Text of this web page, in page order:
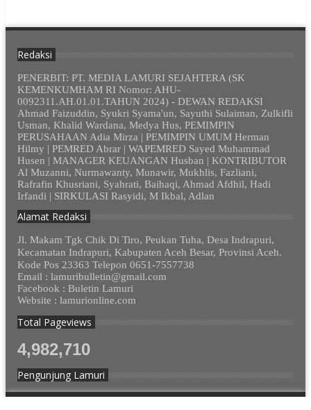
Redaksi
PENERBIT: PT. MEDIA LAMURI SEJAHTERA (SK
KEMENKUMHAM RI Nomor: AHU-
0092311.AH.01.01.TAHUN 2024) - DEWAN REDAKSI
Ahmad Faizuddin, Syukri Syama'un, Sayuthi Sulaiman, Zulkifli
Usman, Khalid Wardana, Medya Hus, PEMIMPIN
PERUSAHAAN Adia Mirza | PEMIMPIN UMUM Herman
Hilmy | PEMRED Abrar | WAPEMRED Sayed Muhammad
Husen | MANAGER KEUANGAN Husban | KONTRIBUTOR
Al Muzanni, Nurmawanty, Munawir, Mukhlis, Fazliani,
Rafrafin Khusriani, Syahrati, Baihaqi, Ahmad Afdhil, Hadi
Irfandi | SIRKULASI Rasyidi, M Ikbal, Adlan
Alamat Redaksi
Jl. Makam Tgk Chik Di Tiro, Peukan Tuha, Desa Indrapuri,
Kecamatan Indrapuri, Kabupaten Aceh Besar, Provinsi Aceh.
Kode Pos 23363 Telepon 0651-7557738
Email : lamuribulletin@gmail.com
Facebook : Buletin Lamuri
Website : lamurionline.com
Total Pageviews
4,982,710
Pengunjung Lamuri